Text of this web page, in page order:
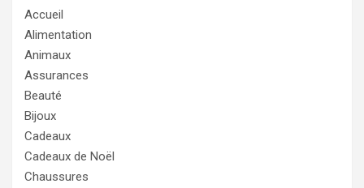
Accueil
Alimentation
Animaux
Assurances
Beauté
Bijoux
Cadeaux
Cadeaux de Noël
Chaussures